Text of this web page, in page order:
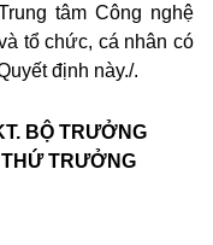
tâm Công nghệ
tổ chức, cá nhân có
định này./.
BỘ TRƯỞNG
THỨ TRƯỞNG